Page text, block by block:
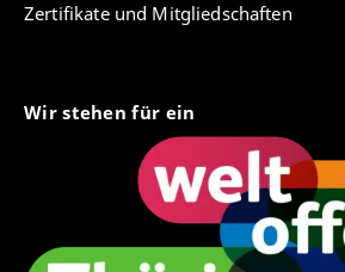
Zertifikate und Mitgliedschaften
Wir stehen für ein